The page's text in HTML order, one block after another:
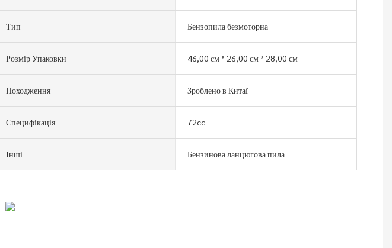
Тип Бензопила безмоторна
Розмір Упаковки 46,00 см * 26,00 см * 28,00 см
Походження Зроблено в Китаї
Специфікація 72cc
Інші Бензинова ланцюгова пила